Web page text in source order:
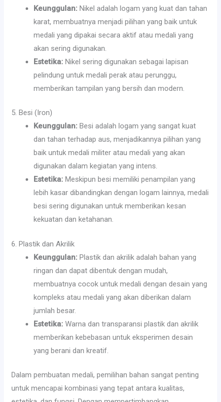
Keunggulan: Nikel adalah logam yang kuat dan tahan
karat, membuatnya menjadi pilihan yang baik untuk
medali yang dipakai secara aktif atau medali yang
akan sering digunakan.
Estetika: Nikel sering digunakan sebagai lapisan
pelindung untuk medali perak atau perunggu,
memberikan tampilan yang bersih dan modern.
5. Besi (Iron)
Keunggulan: Besi adalah logam yang sangat kuat
dan tahan terhadap aus, menjadikannya pilihan yang
baik untuk medali militer atau medali yang akan
digunakan dalam kegiatan yang intens.
Estetika: Meskipun besi memiliki penampilan yang
lebih kasar dibandingkan dengan logam lainnya, medali
besi sering digunakan untuk memberikan kesan
kekuatan dan ketahanan.
6. Plastik dan Akrilik
Keunggulan: Plastik dan akrilik adalah bahan yang
ringan dan dapat dibentuk dengan mudah,
membuatnya cocok untuk medali dengan desain yang
kompleks atau medali yang akan diberikan dalam
jumlah besar.
Estetika: Warna dan transparansi plastik dan akrilik
memberikan kebebasan untuk eksperimen desain
yang berani dan kreatif.
Dalam pembuatan medali, pemilihan bahan sangat penting
untuk mencapai kombinasi yang tepat antara kualitas,